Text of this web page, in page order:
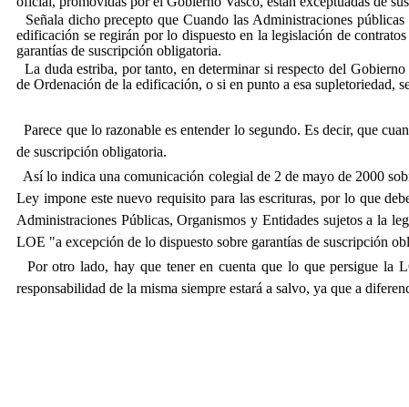
Señala dicho precepto que Cuando las Administraciones
edificación se regirán por lo dispuesto en la legislación de
garantías de suscripción obligatoria.
La duda estriba, por tanto, en determinar si respecto del
de Ordenación de la edificación, o si en punto a esa supletoriedad,
Parece que lo razonable es entender lo segundo. Es decir, que
de suscripción obligatoria.
Así lo indica una comunicación colegial de 2 de mayo de 2000
Ley impone este nuevo requisito para las escrituras, por lo que
Administraciones Públicas, Organismos y Entidades sujetos a la
LOE "a excepción de lo dispuesto sobre garantías de suscripción
Por otro lado, hay que tener en cuenta que lo que persigue la
responsabilidad de la misma siempre estará a salvo, ya que a